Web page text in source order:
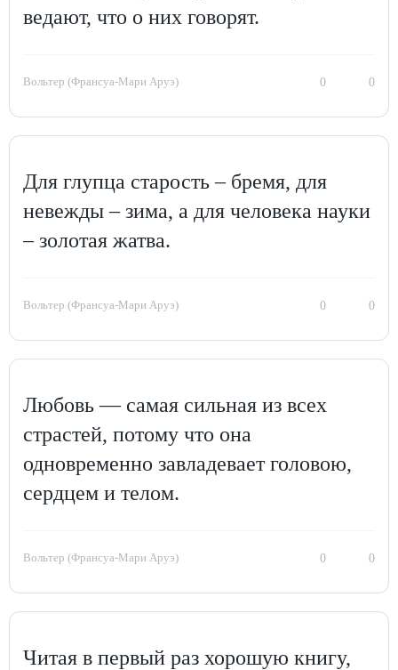
ведают, что о них говорят.
Вольтер (Франсуа-Мари Аруэ) 0 0
Для глупца старость – бремя, для
невежды – зима, а для человека науки
– золотая жатва.
Вольтер (Франсуа-Мари Аруэ) 0 0
Любовь — самая сильная из всех
страстей, потому что она
одновременно завладевает головою,
сердцем и телом.
Вольтер (Франсуа-Мари Аруэ) 0 0
Читая в первый раз хорошую книгу,